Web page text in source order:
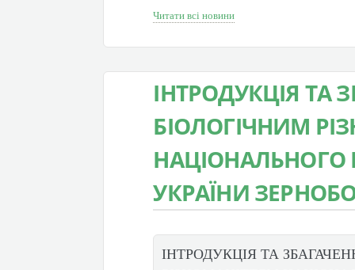
Читати всі новини
ІНТРОДУКЦІЯ ТА
БІОЛОГІЧНИМ
НАЦІОНАЛЬНОГО
УКРАЇНИ
ІНТРОДУКЦІЯ ТА